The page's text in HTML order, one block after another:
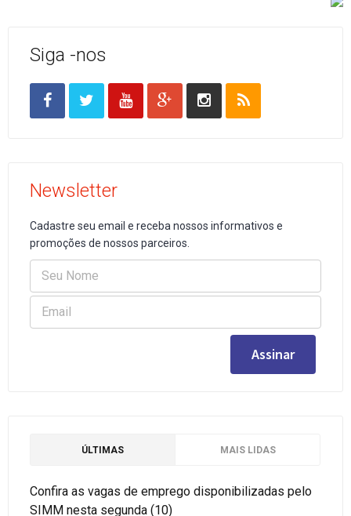
Siga -nos
Newsletter
Cadastre seu email e receba nossos informativos e
promoções de nossos parceiros.
ÚLTIMAS MAIS LIDAS
Confira as vagas de emprego disponibilizadas pelo
SIMM nesta segunda (10)